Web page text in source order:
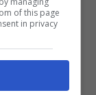
Style e
of this page
in privacy